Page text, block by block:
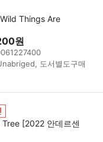
Things Are
원
도서별도구매
[2022 안데르센